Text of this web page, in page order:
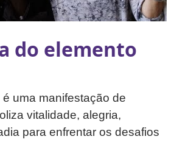
do elemento
uma manifestação de
vitalidade, alegria,
para enfrentar os desafios